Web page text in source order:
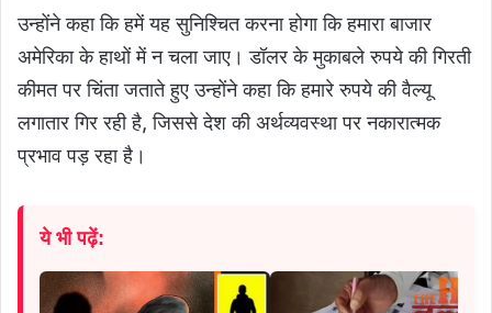
उन्होंने कहा कि हमें यह सुनिश्चित करना होगा कि हमारा बाजार
अमेरिका के हाथों में न चला जाए। डॉलर के मुकाबले रुपये की गिरती
कीमत पर चिंता जताते हुए उन्होंने कहा कि हमारे रुपये की वैल्यू
लगातार गिर रही है, जिससे देश की अर्थव्यवस्था पर नकारात्मक
प्रभाव पड़ रहा है।
ये भी पढ़ें: